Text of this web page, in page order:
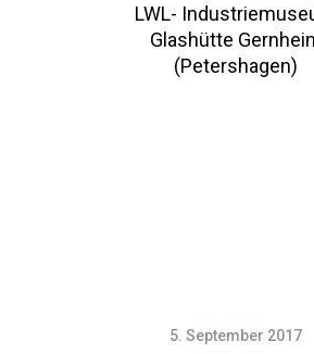
LWL-
Glashütte
(Petershagen)
5. September 2017